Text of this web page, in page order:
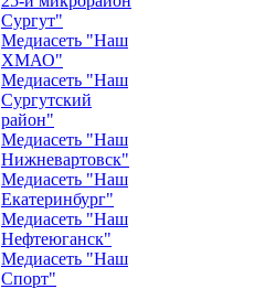
Сургут"
Медиасеть "Наш
ХМАО"
Медиасеть "Наш
Сургутский
район"
Медиасеть "Наш
Нижневартовск"
Медиасеть "Наш
Екатеринбург"
Медиасеть "Наш
Нефтеюганск"
Медиасеть "Наш
Спорт"